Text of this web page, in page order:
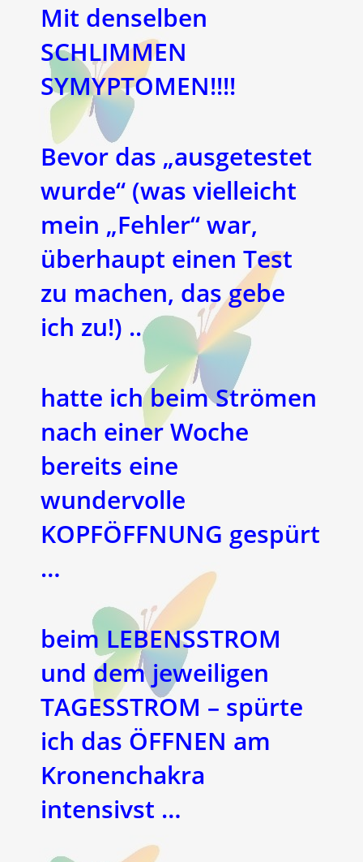
Mit denselben
SCHLIMMEN
SYMYPTOMEN!!!!
Bevor das „ausgetestet
wurde“ (was vielleicht
mein „Fehler“ war,
überhaupt einen Test
zu machen, das gebe
ich zu!) ..
hatte ich beim Strömen
nach einer Woche
bereits eine
wundervolle
KOPFÖFFNUNG gespürt
…
beim LEBENSSTROM
und dem jeweiligen
TAGESSTROM – spürte
ich das ÖFFNEN am
Kronenchakra
intensivst …